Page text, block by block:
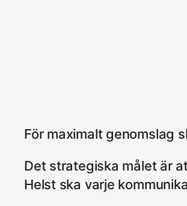
För maximalt genomslag
Det strategiska målet är
Helst ska varje